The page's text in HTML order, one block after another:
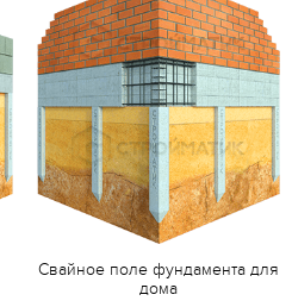
Свайное поле фундамента для
дома